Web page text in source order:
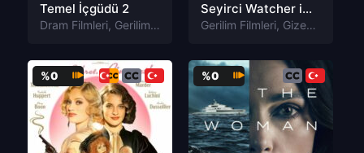
Temel İçgüdü 2
Dram Filmleri, Gerilim Filmleri Gizem Filmleri,Romantik
Seyirci Watcher izle
Gerilim Filmleri, Gizem Filmleri
%0 %0